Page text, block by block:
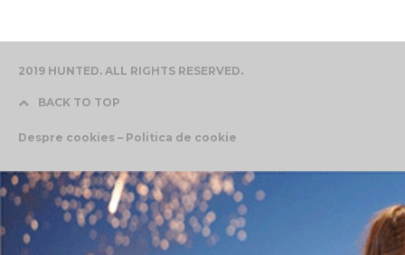
2019 HUNTED. ALL RIGHTS RESERVED.
BACK TO TOP
Despre cookies – Politica de cookie